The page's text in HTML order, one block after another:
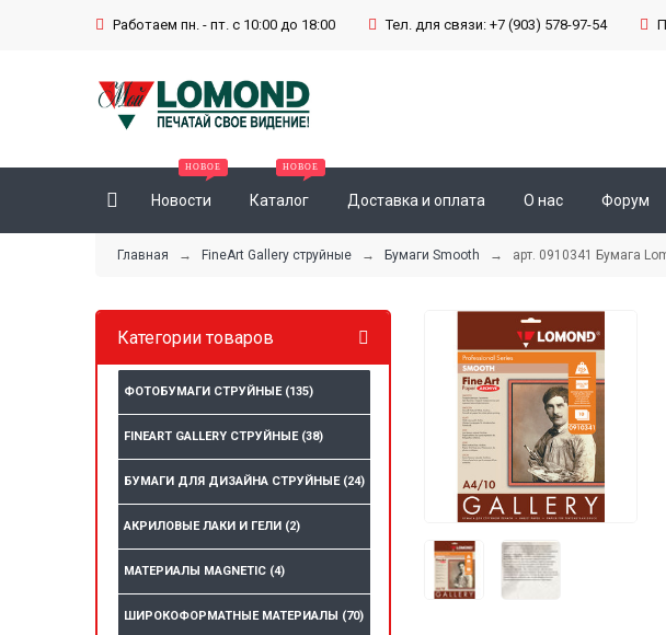
Работаем пн. - пт. с 10:00 до 18:00 Тел. для связи: +7 (903) 578-97-54
Новости Каталог Доставка и оплата О нас Форум
Главная → FineArt Gallery струйные → Бумаги Smooth → арт. 0910341 Бумага
Категории товаров
ФОТОБУМАГИ СТРУЙНЫЕ (135)
FINEART GALLERY СТРУЙНЫЕ (38)
БУМАГИ ДЛЯ ДИЗАЙНА СТРУЙНЫЕ (24)
АКРИЛОВЫЕ ЛАКИ И ГЕЛИ (2)
МАТЕРИАЛЫ MAGNETIC (4)
ШИРОКОФОРМАТНЫЕ МАТЕРИАЛЫ (70)